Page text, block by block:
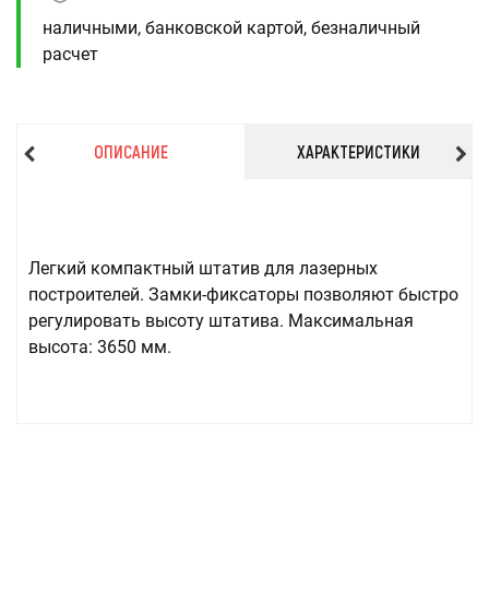
наличными, банковской картой, безналичный
расчет
ОПИСАНИЕ ХАРАКТЕРИСТИКИ
Легкий компактный штатив для лазерных
построителей. Замки-фиксаторы позволяют быстро
регулировать высоту штатива. Максимальная
высота: 3650 мм.